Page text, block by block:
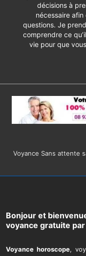
décisions à
nécessaire
questions. Je
comprendre ce
vie pour que
Menu
du
de
page
Voyance Sans attente
Bonjour et
voyance gratuite
Voyance horoscope,